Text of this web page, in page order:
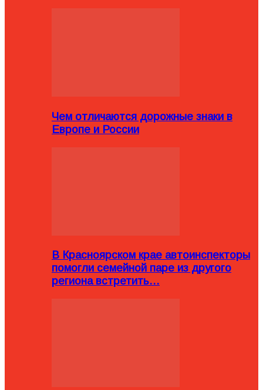
Чем отличаются дорожные знаки в
Европе и России
В Красноярском крае автоинспекторы
помогли семейной паре из другого
региона встретить…